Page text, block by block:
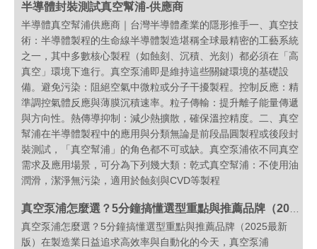
半導體封裝測試真空幫浦-供應商
半導體真空幫浦供應商｜台灣半導體產業的隱形推手一、真空技
術：半導體製程的生命線半導體製造堪稱全球最精密的工藝系統
之一，其中多數核心製程（如蝕刻、沉積、光刻）都必須在「高
真空」環境下進行。真空泵浦即是維持這些關鍵環境的基礎設
備。避免污染：阻絕空氣中微粒或分子干擾製程。控制反應：精
準調控氣體反應與薄膜沉積速率。粒子傳輸：提升離子能量傳遞
與方向性。熱傳導抑制：減少熱擴散，確保溫控精度。二、真空
幫浦在半導體製程中的應用與分類無論是前段晶圓製程或後段封
裝測試，「真空幫浦」的角色都不可或缺。真空泵浦依不同真空
需求及應用場景，可分為下列幾大類：乾式真空幫浦：不使用油
潤滑，潔淨無污染，適用於蝕刻與CVD等製程
真空泵浦怎麼選？5分鐘搞懂選型重點與推薦品牌（2026最新版）
真空泵浦怎麼選？5分鐘搞懂選型重點與推薦品牌（2025最新
版）在製造業日益追求高效率與自動化的今天，真空泵浦